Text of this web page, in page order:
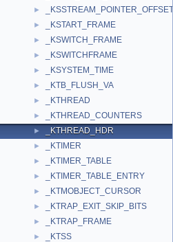
► _KSSTREAM_POINTER_OFFSET
► _KSTART_FRAME
► _KSWITCH_FRAME
► _KSWITCHFRAME
► _KSYSTEM_TIME
► _KTB_FLUSH_VA
► _KTHREAD
► _KTHREAD_COUNTERS
► _KTHREAD_HDR
► _KTIMER
► _KTIMER_TABLE
► _KTIMER_TABLE_ENTRY
► _KTMOBJECT_CURSOR
► _KTRAP_EXIT_SKIP_BITS
► _KTRAP_FRAME
► _KTSS